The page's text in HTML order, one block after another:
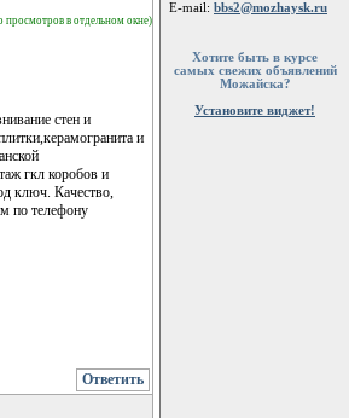
просмотров в отдельном окне)
стен и
и
гкл коробов и
ключ. Качество,
по телефону
Ответить
E-mail: bbs2@mozhaysk.ru
Хотите быть в курсе
самых свежих объявлений
Можайска?
Установите виджет!